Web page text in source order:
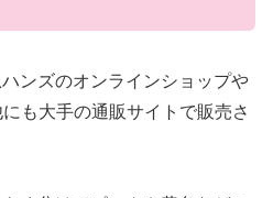
ンズのオンラインショップや
も大手の通販サイトで販売さ